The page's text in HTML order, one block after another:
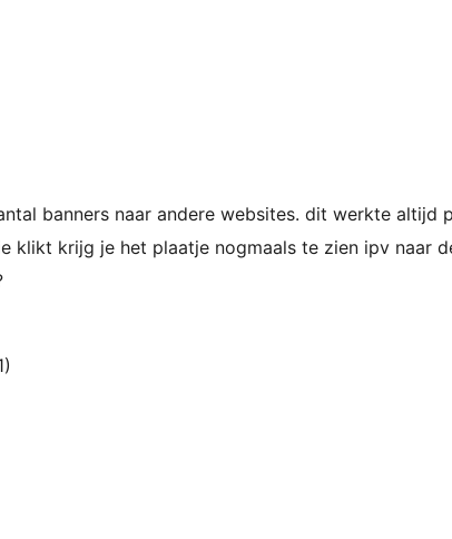
banners naar andere websites. dit werkte
klikt krijg je het plaatje nogmaals te zien ipv naar